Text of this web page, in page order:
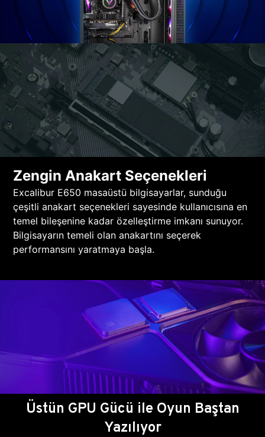
Zengin Anakart Seçenekleri
Excalibur E650 masaüstü bilgisayarlar, sunduğu
çeşitli anakart seçenekleri sayesinde kullanıcısına en
temel bileşenine kadar özelleştirme imkanı sunuyor.
Bilgisayarın temeli olan anakartını seçerek
performansını yaratmaya başla.
Üstün GPU Gücü ile Oyun Baştan
Yazılıyor